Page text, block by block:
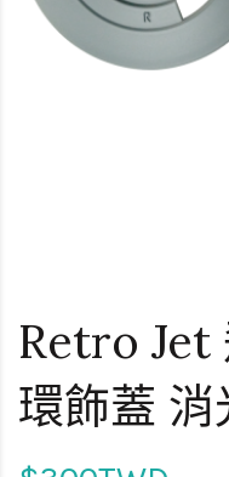
Retro Jet
環飾蓋 消